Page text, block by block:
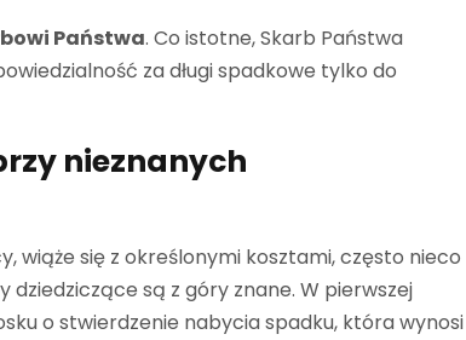
Państwa. Co istotne, Skarb Państwa
za długi spadkowe tylko do
nieznanych
wiąże się z określonymi kosztami, często nieco
są z góry znane. W pierwszej
o stwierdzenie nabycia spadku, która wynosi